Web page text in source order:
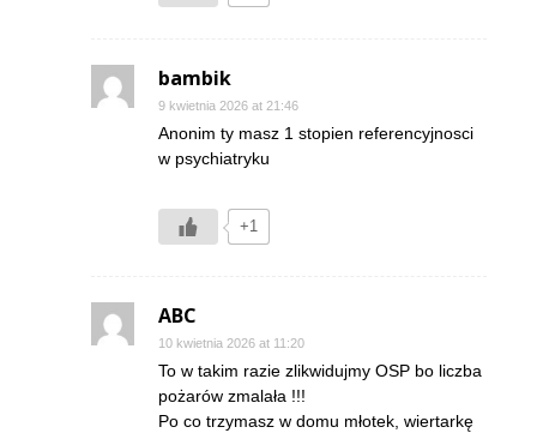
bambik
9 kwietnia 2026 at 21:46
Anonim ty masz 1 stopien referencyjnosci
w psychiatryku
+1
ABC
10 kwietnia 2026 at 11:20
To w takim razie zlikwidujmy OSP bo liczba
pożarów zmalała !!!
Po co trzymasz w domu młotek, wiertarkę